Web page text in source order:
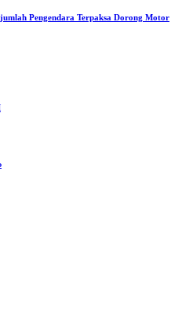
Pengendara Terpaksa Dorong Motor